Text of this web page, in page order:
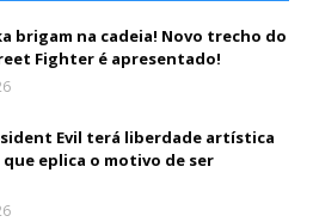
brigam na cadeia! Novo trecho do
Fighter é apresentado!
Evil terá liberdade artística
eplica o motivo de ser